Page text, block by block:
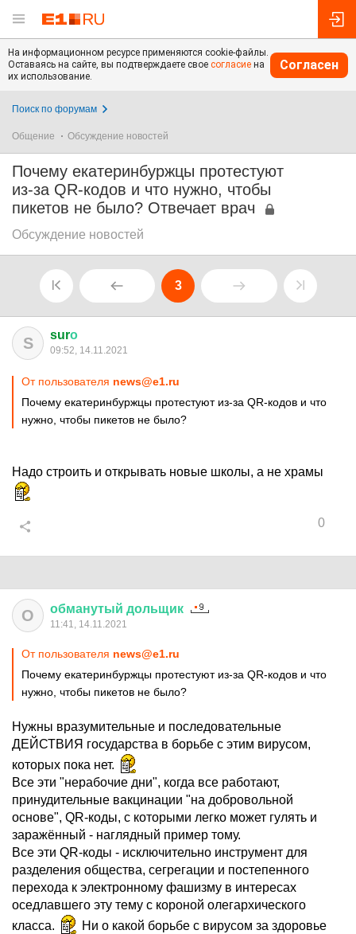
На информационном ресурсе применяются cookie-файлы.
Оставаясь на сайте, вы подтверждаете свое согласие на
их использование.
Согласен
Поиск по форумам
Общение Обсуждение новостей
Почему екатеринбуржцы протестуют
из-за QR-кодов и что нужно, чтобы
пикетов не было? Отвечает врач
Обсуждение новостей
3
S surо
09:52, 14.11.2021
От пользователя news@e1.ru
Почему екатеринбуржцы протестуют из-за QR-кодов и что
нужно, чтобы пикетов не было?
Надо строить и открывать новые школы, а не храмы
0
О обманутый дольщик
11:41, 14.11.2021
От пользователя news@e1.ru
Почему екатеринбуржцы протестуют из-за QR-кодов и что
нужно, чтобы пикетов не было?
Нужны вразумительные и последовательные
ДЕЙСТВИЯ государства в борьбе с этим вирусом,
которых пока нет.
Все эти "нерабочие дни", когда все работают,
принудительные вакцинации "на добровольной
основе", QR-коды, с которыми легко может гулять и
заражённый - наглядный пример тому.
Все эти QR-коды - исключительно инструмент для
разделения общества, сегрегации и постепенного
перехода к электронному фашизму в интересах
оседлавшего эту тему с короной олегархического
класса.
Ни о какой борьбе с вирусом за здоровье